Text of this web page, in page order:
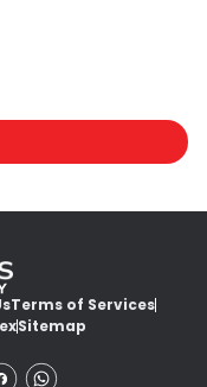
Terms of Services
Sitemap